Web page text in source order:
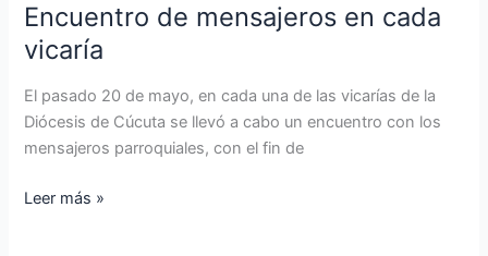
Encuentro de mensajeros en cada
vicaría
El pasado 20 de mayo, en cada una de las vicarías de la
Diócesis de Cúcuta se llevó a cabo un encuentro con los
mensajeros parroquiales, con el fin de
Leer más »